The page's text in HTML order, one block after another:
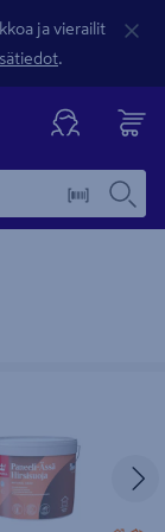
ja vierailit
.